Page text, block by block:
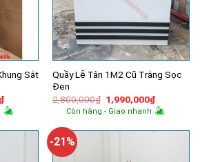
Sắt
Giá
hiện
tại
1,350,000₫.
Quầy Lễ Tân 1M2 Cũ Trắng Sọc
Đen
2,800,000₫ Giá
gốc
là:
1,990,000₫Giá
hiện
tại
Còn hàng - Giao nhanh
-21%